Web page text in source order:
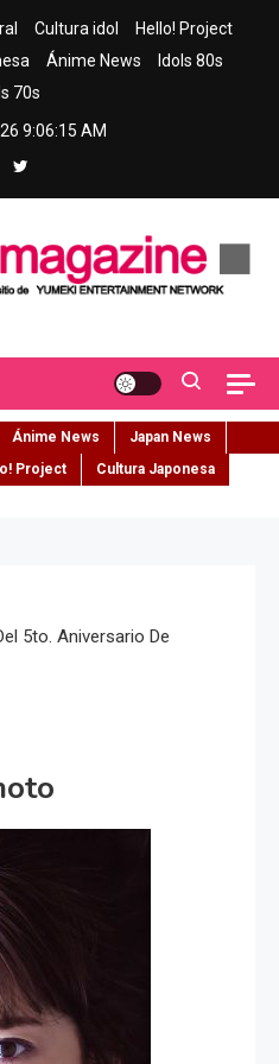
Cultura idol
Hello! Project
Ánime News
Idols 80s
70s
9:06:16 AM
Ánime News
Japan News
Project
Cultura Japonesa
5to. Aniversario De